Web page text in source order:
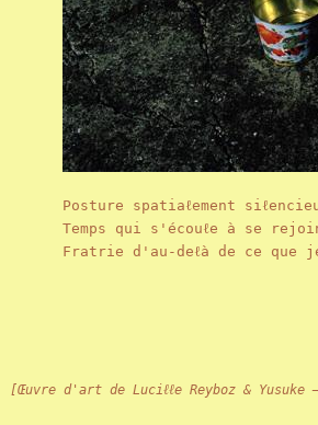
Posture spatiaℓement
Temps qui s'écouℓe à se
Fratrie d'au-deℓà de ce que
[Œuvre d'art de Luciℓℓe Reyboz & Yusuke